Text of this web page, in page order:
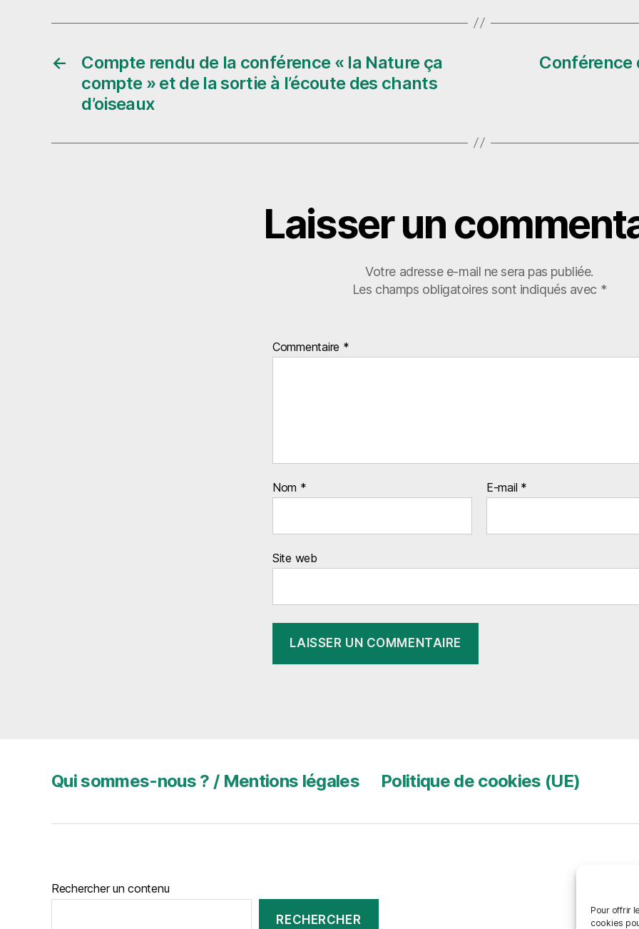
Pour offrir
cookies
←
Compte rendu de la conférence « la Nature ça
compte » et de la sortie à l’écoute des chants
d’oiseaux
Conférence
Laisser un
Votre adresse e-mail ne sera pas publiée.
Les champs obligatoires sont indiqués avec *
Commentaire *
Nom * E-mail *
Site web
Qui sommes-nous ? / Mentions légales Politique de cookies (UE)
Rechercher un contenu
RECHERCHER